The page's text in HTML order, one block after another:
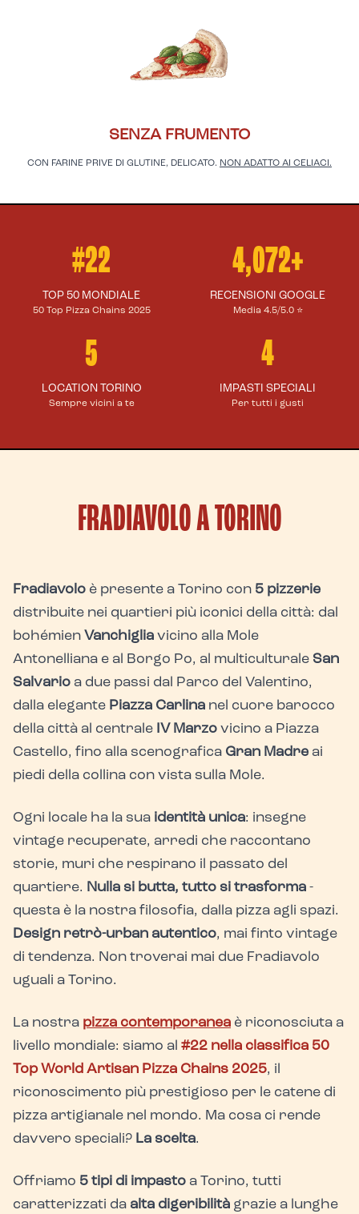
SENZA FRUMENTO
CON FARINE PRIVE DI GLUTINE, DELICATO. NON ADATTO AI CELIACI.
#22
TOP 50 MONDIALE
50 Top Pizza Chains 2025
4,072+
RECENSIONI GOOGLE
Media 4.5/5.0 ⭐
5
LOCATION TORINO
Sempre vicini a te
4
IMPASTI SPECIALI
Per tutti i gusti
FRADIAVOLO A TORINO
Fradiavolo è presente a Torino con 5 pizzerie
distribuite nei quartieri più iconici della città: dal
bohémien Vanchiglia vicino alla Mole
Antonelliana e al Borgo Po, al multiculturale San
Salvario a due passi dal Parco del Valentino,
dalla elegante Piazza Carlina nel cuore barocco
della città al centrale IV Marzo vicino a Piazza
Castello, fino alla scenografica Gran Madre ai
piedi della collina con vista sulla Mole.
Ogni locale ha la sua identità unica: insegne
vintage recuperate, arredi che raccontano
storie, muri che respirano il passato del
quartiere. Nulla si butta, tutto si trasforma -
questa è la nostra filosofia, dalla pizza agli spazi.
Design retrò-urban autentico, mai finto vintage
di tendenza. Non troverai mai due Fradiavolo
uguali a Torino.
La nostra pizza contemporanea è riconosciuta a
livello mondiale: siamo al #22 nella classifica 50
Top World Artisan Pizza Chains 2025, il
riconoscimento più prestigioso per le catene di
pizza artigianale nel mondo. Ma cosa ci rende
davvero speciali? La scelta.
Offriamo 5 tipi di impasto a Torino, tutti
caratterizzati da alta digeribilità grazie a lunghe